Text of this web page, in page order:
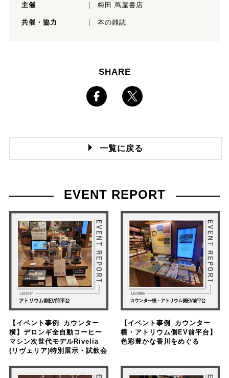
主催 梅田 蔦屋書店
共催・協力 本の雑誌
SHARE
一覧に戻る
EVENT REPORT
【イベント事例_カウンター
横】デロンギ全自動コーヒー
マシン次世代モデルRivelia
(リヴェリア)特別展示・試飲会
【イベント事例_カウンター
横・アトリウム側EV前平台】
色彩豊かな香川をめぐる